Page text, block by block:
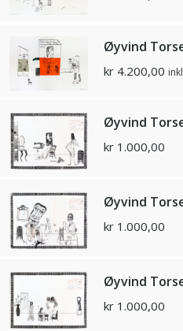
Øyvind
kr 4.200,00
Øyvind
kr 1.000,00
Øyvind
kr 1.000,00
Øyvind
kr 1.000,00